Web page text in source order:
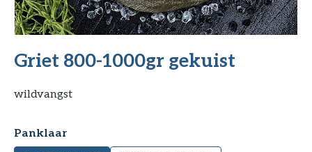
Griet 800-1000gr gekuist
wildvangst
Selecteer
Panklaar